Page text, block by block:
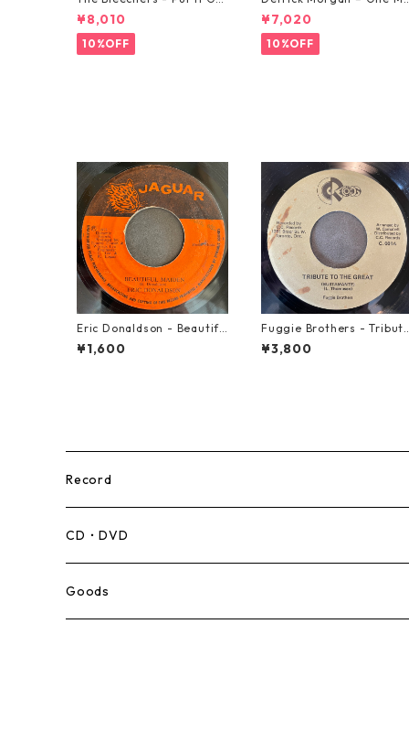
od 【7-21637】
¥8,010
10%OFF
rning In May【7-21653】
¥7,020
10%OFF
Eric Donaldson - Beautifu
l Maiden【7-21788】
¥1,600
Fuggie Brothers -
To The Great【7-21765】
¥3,800
Record
Mento,Calypso,Ballad
Ska
CD・DVD
Goods